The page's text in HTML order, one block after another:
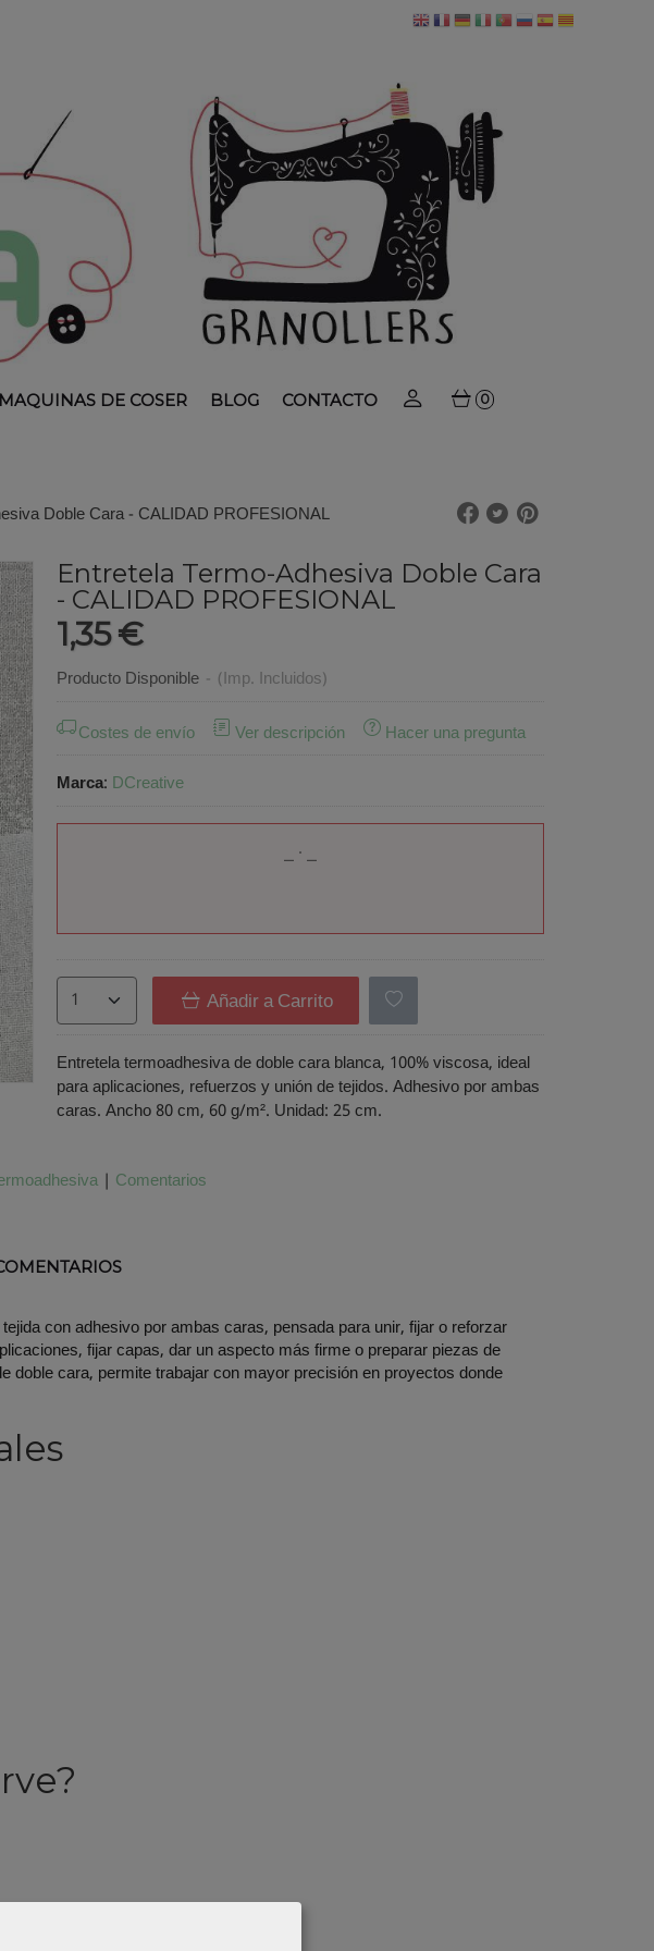
MAQUINAS DE COSER BLOG CONTACTO 0
Doble Cara - CALIDAD PROFESIONAL
Entretela Termo-Adhesiva Doble Cara
- CALIDAD PROFESIONAL
1,35 €
Producto Disponible - (Imp. Incluidos)
Costes de envío
Ver descripción
Hacer una pregunta
Marca: DCreative
Añadir a Carrito
Entretela termoadhesiva de doble cara blanca, 100% viscosa, ideal
para aplicaciones, refuerzos y unión de tejidos. Adhesivo por ambas
caras. Ancho 80 cm, 60 g/m². Unidad: 25 cm.
| Comentarios
con adhesivo por ambas caras, pensada para unir, fijar o reforzar
fijar capas, dar un aspecto más firme o preparar piezas de
cara, permite trabajar con mayor precisión en proyectos donde